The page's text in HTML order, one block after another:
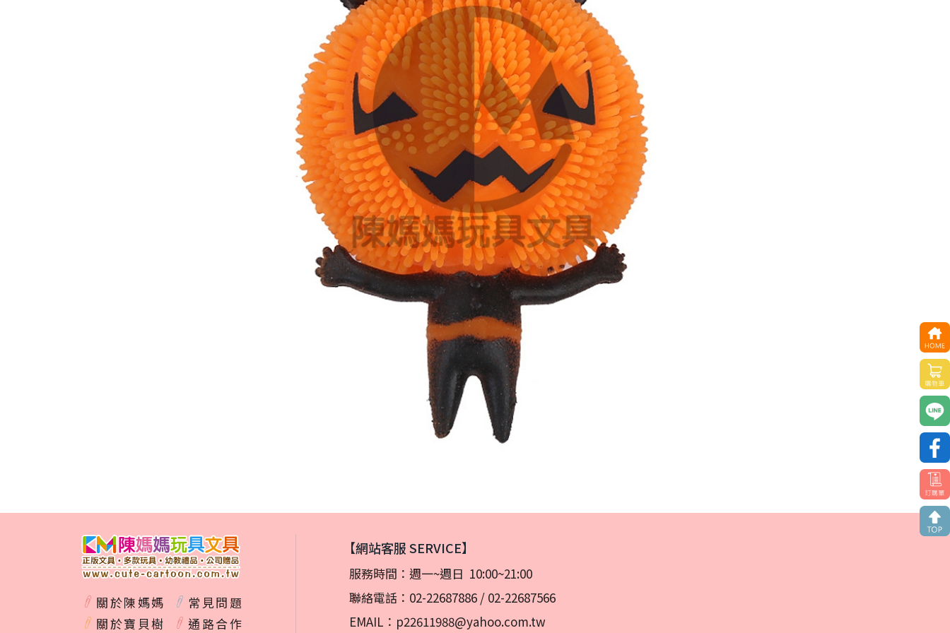
關於陳媽媽
常見問題
關於寶貝樹
通路合作
【網站客服 SERVICE】
服務時間：週一~週日 10:00~21:00
聯絡電話： 02-22687886/ 02-22687566
EMAIL： p22611988@yahoo.com.tw